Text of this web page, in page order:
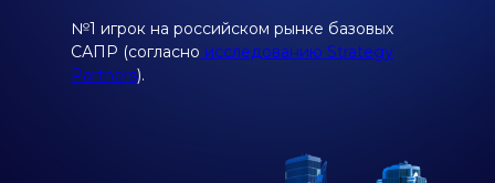
№1 игрок на российском рынке базовых
САПР (согласно исследованию Strategy
Partners).